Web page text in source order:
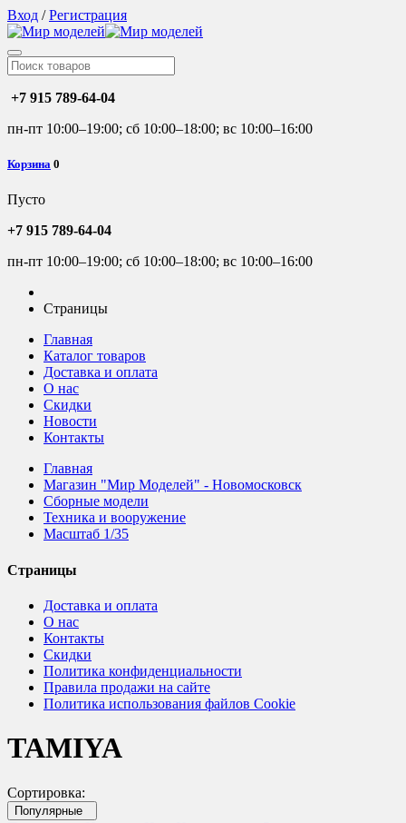
Вход /Регистрация
+7 915 789-64-04
пн-пт 10:00–19:00; сб 10:00–18:00; вс 10:00–16:00
Корзина 0
Пусто
+7 915 789-64-04
пн-пт 10:00–19:00; сб 10:00–18:00; вс 10:00–16:00
Страницы
Главная
Каталог товаров
Доставка и оплата
О нас
Скидки
Новости
Контакты
Главная
Магазин "Мир Моделей" - Новомосковск
Сборные модели
Техника и вооружение
Масштаб 1/35
Страницы
Доставка и оплата
О нас
Контакты
Скидки
Политика конфиденциальности
Правила продажи на сайте
Политика использования файлов Cookie
TAMIYA
Сортировка:
Популярные